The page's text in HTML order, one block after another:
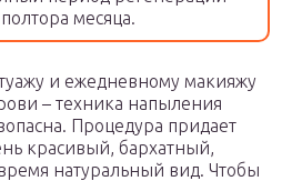
месяца.
и ежедневному макияжу
– техника напыления
Процедура придает
красивый, бархатный,
натуральный вид. Чтобы